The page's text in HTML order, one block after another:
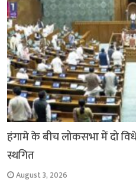
हंगामे के बीच लोकसभा में दो
स्थगित
August 3, 2026